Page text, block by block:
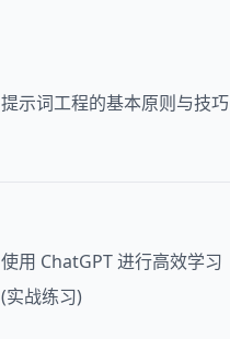
提示词工程的基本原则与技巧
使用 ChatGPT 进行高效学习
(实战练习)